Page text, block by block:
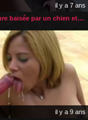
il y a 7 ans
Femme mature baisée par un chien et son jeune maitre
il y a 9 ans